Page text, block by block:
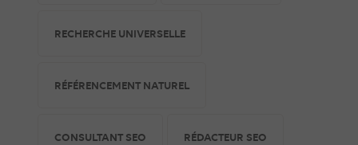
RECHERCHE UNIVERSELLE
RÉFÉRENCEMENT NATUREL
CONSULTANT SEO RÉDACTEUR SEO